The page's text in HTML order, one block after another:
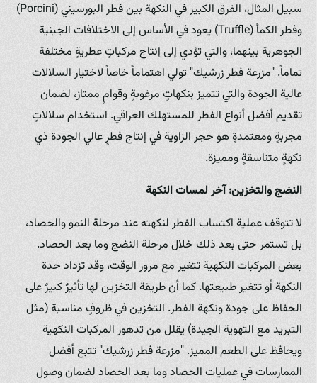
سبيل المثال، الفرق الكبير في النكهة بين فطر البورسيني (Porcini)
وفطر الكمأ (Truffle) يعود في الأساس إلى الاختلافات الجينية
الجوهرية بينهما، والتي تؤدي إلى إنتاج مركباتٍ عطريةٍ مختلفة
تماماً. "مزرعة فطر زرشيك" تولي اهتماماً خاصاً لاختيار السلالات
عالية الجودة والتي تتميز بنكهاتٍ مرغوبةٍ وقوامٍ ممتاز، لضمان
تقديم أفضل أنواع الفطر للمستهلك العراقي. استخدام سلالاتٍ
مجربةٍ ومعتمدةٍ هو حجر الزاوية في إنتاج فطرٍ عالي الجودة ذي
نكهةٍ متناسقةٍ ومميزة.
النضج والتخزين: آخر لمسات النكهة
لا تتوقف عملية اكتساب الفطر لنكهته عند مرحلة النمو والحصاد،
بل تستمر حتى بعد ذلك خلال مرحلة النضج وما بعد الحصاد.
بعض المركبات النكهية تتغير مع مرور الوقت، وقد تزداد حدة
النكهة أو تتغير طبيعتها. كما أن طريقة التخزين لها تأثيرٌ كبيرٌ على
الحفاظ على جودة ونكهة الفطر. التخزين في ظروفٍ مناسبة (مثل
التبريد مع التهوية الجيدة) يقلل من تدهور المركبات النكهية
ويحافظ على الطعم المميز. "مزرعة فطر زرشيك" تتبع أفضل
الممارسات في عمليات الحصاد وما بعد الحصاد لضمان وصول